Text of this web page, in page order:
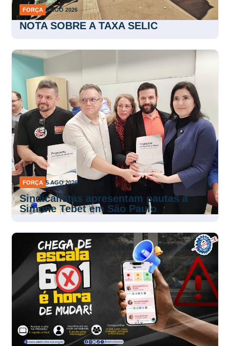
FORÇA 5 AGO 2026
NOTA SOBRE A TAXA SELIC
FORÇA 5 AGO 2026
Sindicalistas apresentam pautas a
Simone Tebet em São Paulo